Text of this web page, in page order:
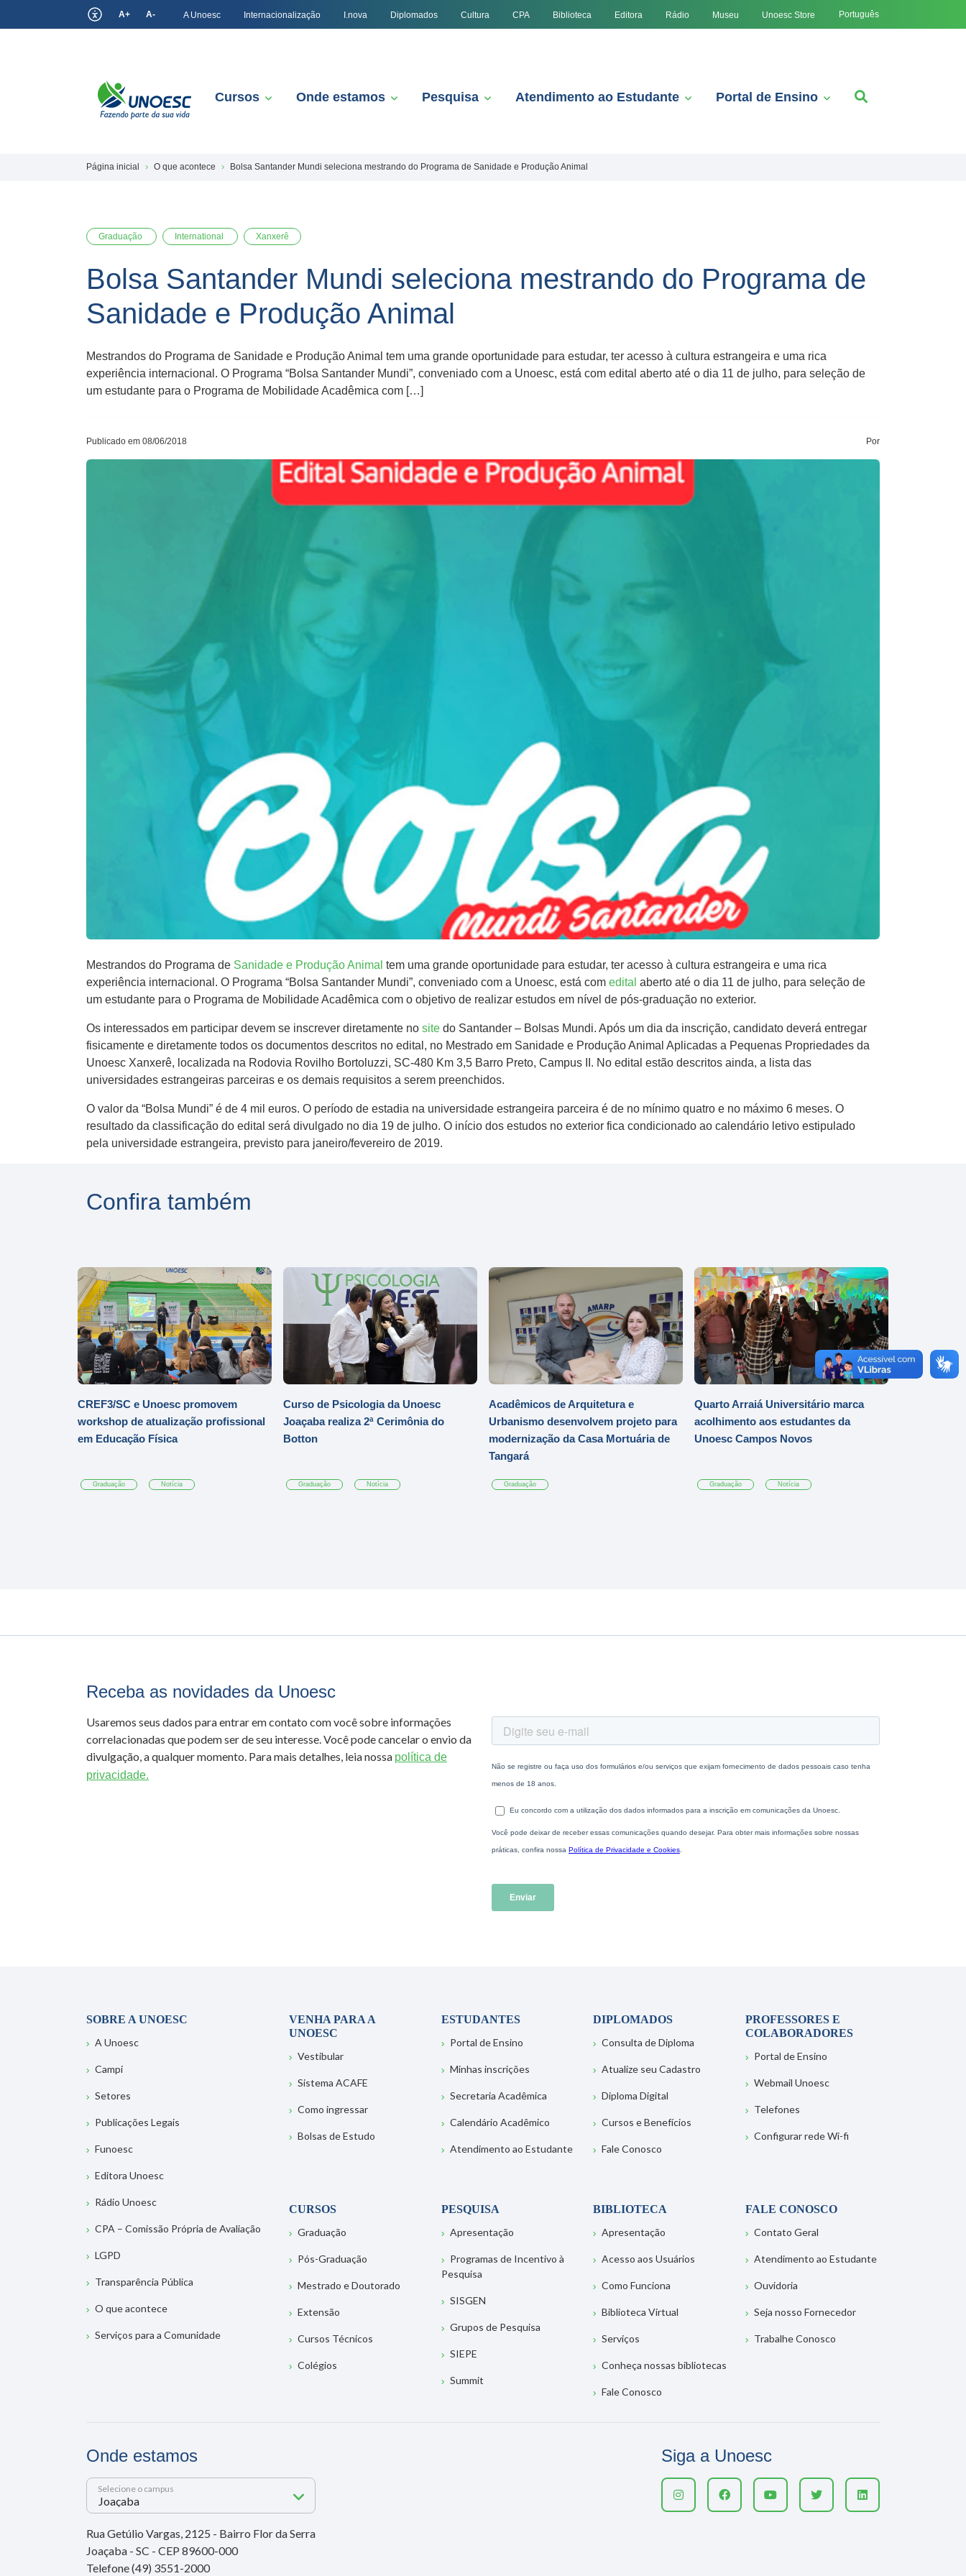
A+ A- A Unoesc Internacionalização I.nova Diplomados Cultura CPA Biblioteca Editora Rádio Museu Unoesc Store Português
Cursos Onde estamos Pesquisa Atendimento ao Estudante Portal de Ensino
Página inicial O que acontece Bolsa Santander Mundi seleciona mestrando do Programa de Sanidade e Produção Animal
Graduação International Xanxerê
Bolsa Santander Mundi seleciona mestrando do Programa de
Sanidade e Produção Animal
Mestrandos do Programa de Sanidade e Produção Animal tem uma grande oportunidade para estudar, ter acesso à cultura estrangeira e uma rica
experiência internacional. O Programa “Bolsa Santander Mundi”, conveniado com a Unoesc, está com edital aberto até o dia 11 de julho, para seleção de
um estudante para o Programa de Mobilidade Acadêmica com […]
Publicado em 08/06/2018 Por
Mestrandos do Programa de Sanidade e Produção Animal tem uma grande oportunidade para estudar, ter acesso à cultura estrangeira e uma rica
experiência internacional. O Programa “Bolsa Santander Mundi”, conveniado com a Unoesc, está com edital aberto até o dia 11 de julho, para seleção de
um estudante para o Programa de Mobilidade Acadêmica com o objetivo de realizar estudos em nível de pós-graduação no exterior.
Os interessados em participar devem se inscrever diretamente no site do Santander – Bolsas Mundi. Após um dia da inscrição, candidato deverá entregar
fisicamente e diretamente todos os documentos descritos no edital, no Mestrado em Sanidade e Produção Animal Aplicadas a Pequenas Propriedades da
Unoesc Xanxerê, localizada na Rodovia Rovilho Bortoluzzi, SC-480 Km 3,5 Barro Preto, Campus II. No edital estão descritos ainda, a lista das
universidades estrangeiras parceiras e os demais requisitos a serem preenchidos.
O valor da “Bolsa Mundi” é de 4 mil euros. O período de estadia na universidade estrangeira parceira é de no mínimo quatro e no máximo 6 meses. O
resultado da classificação do edital será divulgado no dia 19 de julho. O início dos estudos no exterior fica condicionado ao calendário letivo estipulado
pela universidade estrangeira, previsto para janeiro/fevereiro de 2019.
Confira também
CREF3/SC e Unoesc promovem
workshop de atualização profissional
em Educação Física
Graduação Notícia
Curso de Psicologia da Unoesc
Joaçaba realiza 2ª Cerimônia do
Botton
Graduação Notícia
Acadêmicos de Arquitetura e
Urbanismo desenvolvem projeto para
modernização da Casa Mortuária de
Tangará
Graduação
Quarto Arraiá Universitário marca
acolhimento aos estudantes da
Unoesc Campos Novos
Graduação Notícia
Receba as novidades da Unoesc
Usaremos seus dados para entrar em contato com você sobre informações
correlacionadas que podem ser de seu interesse. Você pode cancelar o envio da
divulgação, a qualquer momento. Para mais detalhes, leia nossa política de
privacidade.
SOBRE A UNOESC
A Unoesc
Campi
Setores
Publicações Legais
Funoesc
Editora Unoesc
Rádio Unoesc
CPA – Comissão Própria de Avaliação
LGPD
Transparência Pública
O que acontece
Serviços para a Comunidade
VENHA PARA A
UNOESC
Vestibular
Sistema ACAFE
Como ingressar
Bolsas de Estudo
ESTUDANTES
Portal de Ensino
Minhas inscrições
Secretaria Acadêmica
Calendário Acadêmico
Atendimento ao Estudante
DIPLOMADOS
Consulta de Diploma
Atualize seu Cadastro
Diploma Digital
Cursos e Benefícios
Fale Conosco
PROFESSORES E
COLABORADORES
Portal de Ensino
Webmail Unoesc
Telefones
Configurar rede Wi-fi
CURSOS
Graduação
Pós-Graduação
Mestrado e Doutorado
Extensão
Cursos Técnicos
Colégios
PESQUISA
Apresentação
Programas de Incentivo à
Pesquisa
SISGEN
Grupos de Pesquisa
SIEPE
Summit
BIBLIOTECA
Apresentação
Acesso aos Usuários
Como Funciona
Biblioteca Virtual
Serviços
Conheça nossas bibliotecas
Fale Conosco
FALE CONOSCO
Contato Geral
Atendimento ao Estudante
Ouvidoria
Seja nosso Fornecedor
Trabalhe Conosco
Onde estamos
Selecione o campus
Rua Getúlio Vargas, 2125 - Bairro Flor da Serra
Joaçaba - SC - CEP 89600-000
Telefone (49) 3551-2000
Siga a Unoesc